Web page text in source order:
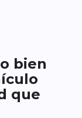
bien
que